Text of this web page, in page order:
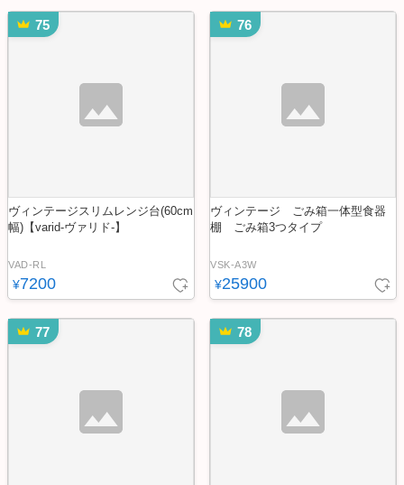
75
ヴィンテージスリムレンジ台(60cm
幅)【varid-ヴァリド-】
VAD-RL
¥7200
76
ヴィンテージ ごみ箱一体型食器
棚 ごみ箱3つタイプ
VSK-A3W
¥25900
77 78